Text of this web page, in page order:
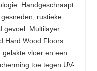
Handgeschraapt
rustieke
gevoel. Multilayer
Hard Wood Floors
vloer en een
toe tegen UV-